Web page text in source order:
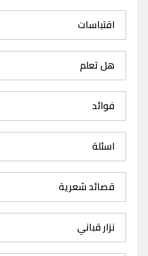
اقتباسات
هل تعلم
فوائد
اسئلة
قصائد شعرية
نزار قباني